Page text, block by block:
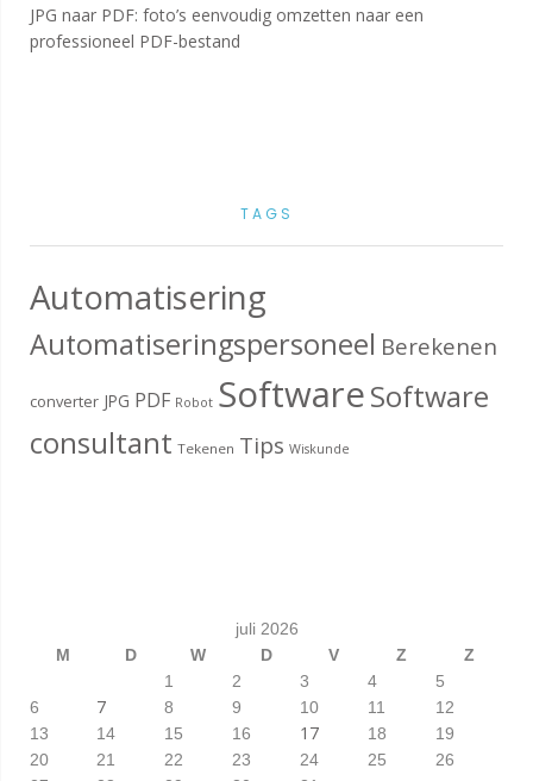
JPG naar PDF: foto’s eenvoudig omzetten naar een
professioneel PDF-bestand
TAGS
Automatisering
Automatiseringspersoneel Berekenen
converter JPG PDF Robot SoftwareSoftware
consultant Tekenen Tips Wiskunde
juli 2026
M
D W D V Z
Z
1
2 3 4
5
6
7 8 9 10 11
12
13
14 15 16 17 18
19
20
21 22 23 24 25
26